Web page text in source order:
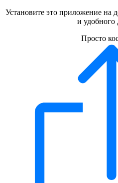
Установите это приложение на
и удобного
Просто